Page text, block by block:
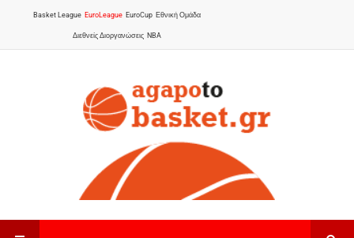
Basket League EuroLeague EuroCup Εθνική Ομάδα
Διεθνείς Διοργανώσεις NBA